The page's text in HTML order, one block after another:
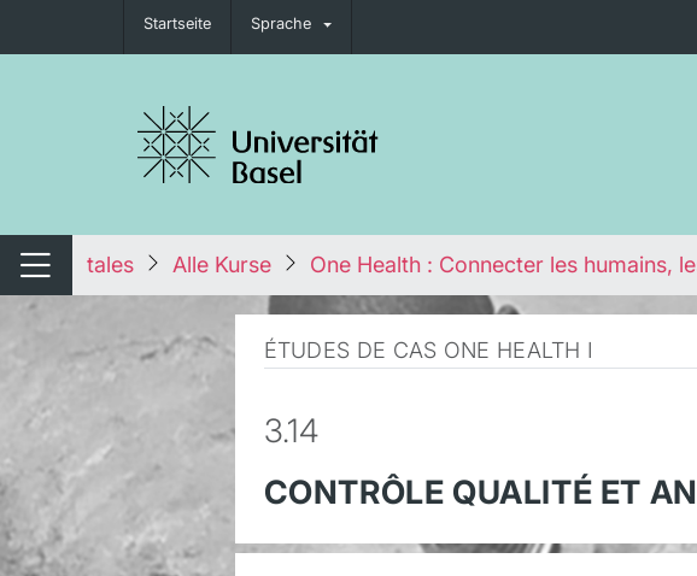
Startseite Sprache
umschalten
Navigation umschalten
tales Alle Kurse One Health : Connecter les humains,
ÉTUDES DE CAS ONE HEALTH I
3.14
CONTRÔLE QUALITÉ ET